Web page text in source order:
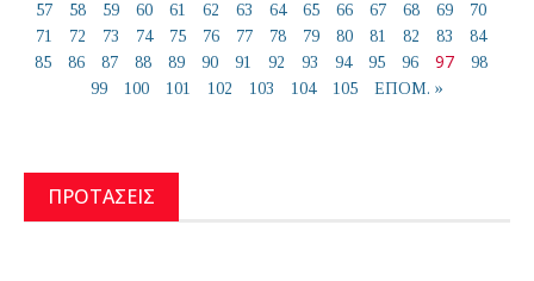
57
58 59 60 61 62 63 64 65 66 67 68 69
70
71
72 73 74 75 76 77 78 79 80 81 82 83
84
85
86 87 88 89 90 91 92 93 94 95 96 97
98
99
100 101 102 103 104 105 ΕΠΟΜ. »
ΠΡΟΤΑΣΕΙΣ